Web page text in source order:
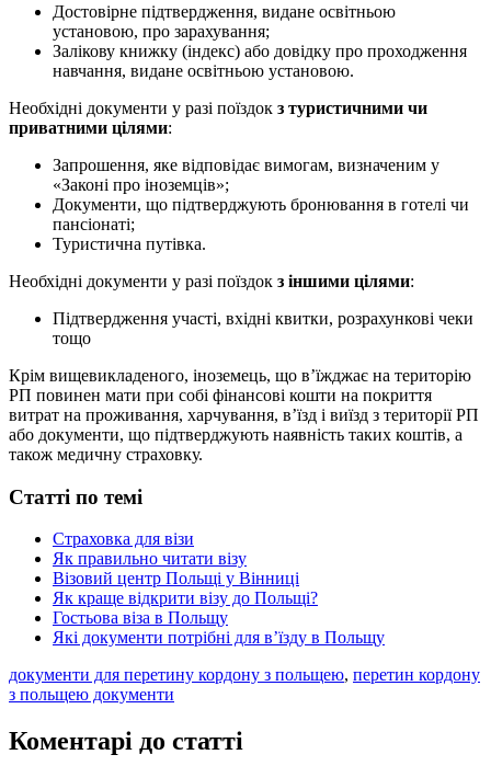
Достовірне підтвердження, видане освітньою
установою, про зарахування;
Залікову книжку (індекс) або довідку про проходження
навчання, видане освітньою установою.
Необхідні документи у разі поїздок з туристичними чи
приватними цілями:
Запрошення, яке відповідає вимогам, визначеним у
«Законі про іноземців»;
Документи, що підтверджують бронювання в готелі чи
пансіонаті;
Туристична путівка.
Необхідні документи у разі поїздок з іншими цілями:
Підтвердження участі, вхідні квитки, розрахункові чеки
тощо
Крім вищевикладеного, іноземець, що в’їжджає на територію
РП повинен мати при собі фінансові кошти на покриття
витрат на проживання, харчування, в’їзд і виїзд з території РП
або документи, що підтверджують наявність таких коштів, а
також медичну страховку.
Статті по темі
Страховка для візи
Як правильно читати візу
Візовий центр Польщі у Вінниці
Як краще відкрити візу до Польщі?
Гостьова віза в Польщу
Які документи потрібні для в’їзду в Польщу
документи для перетину кордону з польщею, перетин кордону
з польщею документи
Коментарі до статті